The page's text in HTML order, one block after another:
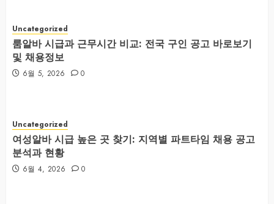
Uncategorized
룸알바 시급과 근무시간 비교: 전국 구인 공고 바로보기
및 채용정보
6월 5, 2026 0
Uncategorized
여성알바 시급 높은 곳 찾기: 지역별 파트타임 채용 공고
분석과 현황
6월 4, 2026 0